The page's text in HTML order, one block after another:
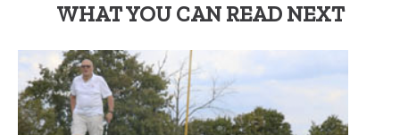
WHAT YOU CAN READ NEXT